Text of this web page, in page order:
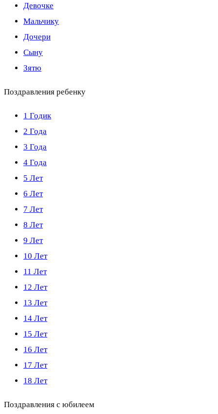
Девочке
Мальчику
Дочери
Сыну
Зятю
Поздравления ребенку
1 Годик
2 Года
3 Года
4 Года
5 Лет
6 Лет
7 Лет
8 Лет
9 Лет
10 Лет
11 Лет
12 Лет
13 Лет
14 Лет
15 Лет
16 Лет
17 Лет
18 Лет
Поздравления с юбилеем